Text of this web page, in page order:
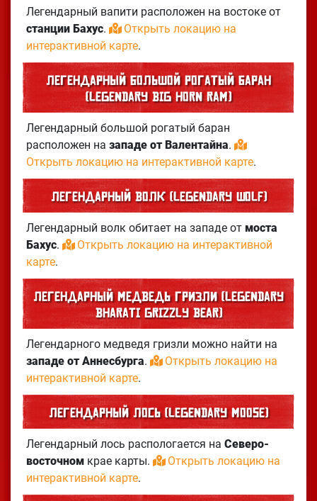
Легендарный вапити расположен на востоке от
станции Бахус.
Открыть локацию на
интерактивной карте.
Легендарный большой рогатый баран
(Legendary Big Horn Ram)
Легендарный большой рогатый баран
расположен на западе от Валентайна.
Открыть локацию на интерактивной карте.
Легендарный волк (Legendary Wolf)
Легендарный волк обитает на западе от моста
Бахус.
Открыть локацию на интерактивной
карте.
Легендарный медведь гризли (Legendary
Bharati Grizzly Bear)
Легендарного медведя гризли можно найти на
западе от Аннесбурга.
Открыть локацию на
интерактивной карте.
Легендарный лось (Legendary Moose)
Легендарный лось распологается на Северо-
восточномкрае карты.
Открыть локацию на
интерактивной карте.